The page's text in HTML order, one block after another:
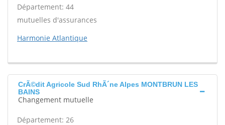
Département: 44
mutuelles d'assurances
Harmonie Atlantique
CrÃ©dit Agricole Sud RhÃ´ne Alpes MONTBRUN LES
BAINS
Changement mutuelle
Département: 26